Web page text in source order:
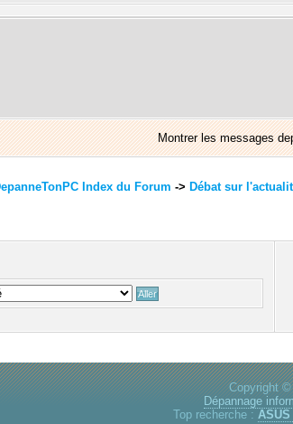
Montrer les messages
Index du Forum -> Débat sur
Copyright ©
Dépannage
Top recherche : ASUS